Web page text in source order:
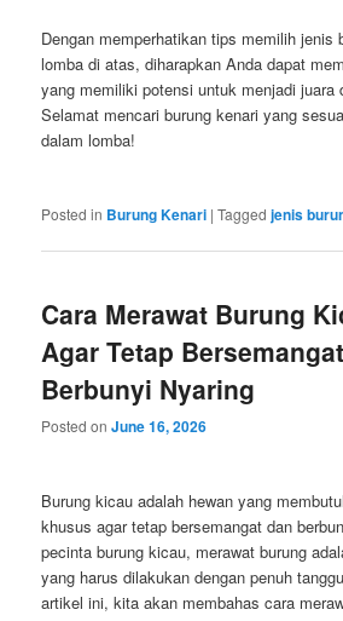
Dengan memperhatikan tips memilih jenis
lomba di atas, diharapkan Anda dapat
yang memiliki potensi untuk menjadi juara
Selamat mencari burung kenari yang
dalam lomba!
Posted in Burung Kenari |Tagged jenis
Cara Merawat Burung
Agar Tetap
Berbunyi Nyaring
Posted onJune 16, 2026
Burung kicau adalah hewan yang
khusus agar tetap bersemangat dan
pecinta burung kicau, merawat burung
yang harus dilakukan dengan penuh
artikel ini, kita akan membahas cara